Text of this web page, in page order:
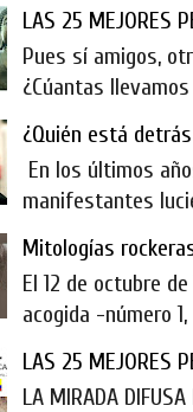
LAS 25 MEJORES
Pues sí amigos,
¿Cúantas
¿Quién está
En los últimos
manifestantes
Mitologías
El 12 de octubre
acogida -número
LAS 25 MEJORES
LA MIRADA DIFUSA